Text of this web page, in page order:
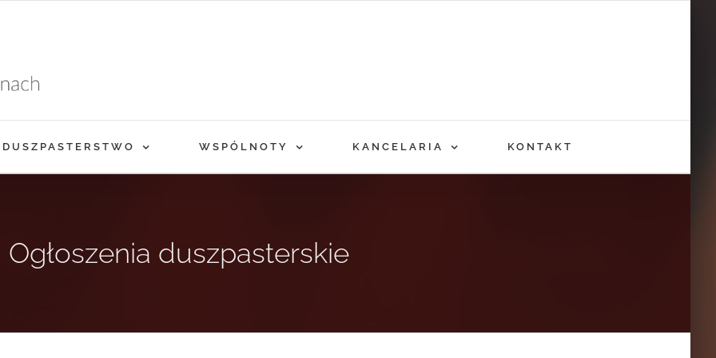
DUSZPASTERSTWO WSPÓLNOTY KANCELARIA KONTAKT
Ogłoszenia duszpasterskie